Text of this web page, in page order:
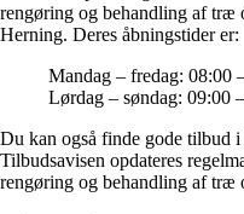
rengøring og behandling af træ
Herning. Deres åbningstider er:
Mandag – fredag: 08:00
Lørdag – søndag: 09:00
Du kan også finde gode tilbud
Tilbudsavisen opdateres
rengøring og behandling af træ